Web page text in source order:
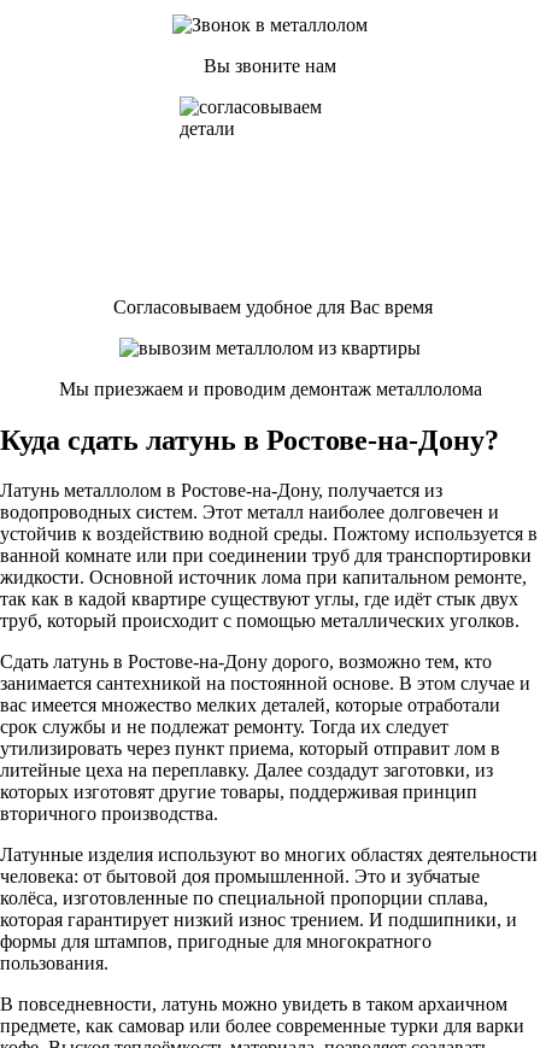
Вы звоните нам
Согласовываем удобное для Вас время
Мы приезжаем и проводим демонтаж металлолома
Куда сдать латунь в Ростове-на-Дону?
Латунь металлолом в Ростове-на-Дону, получается из
водопроводных систем. Этот металл наиболее долговечен и
устойчив к воздействию водной среды. Пожтому используется в
ванной комнате или при соединении труб для транспортировки
жидкости. Основной источник лома при капитальном ремонте,
так как в кадой квартире существуют углы, где идёт стык двух
труб, который происходит с помощью металлических уголков.
Сдать латунь в Ростове-на-Дону дорого, возможно тем, кто
занимается сантехникой на постоянной основе. В этом случае и
вас имеется множество мелких деталей, которые отработали
срок службы и не подлежат ремонту. Тогда их следует
утилизировать через пункт приема, который отправит лом в
литейные цеха на переплавку. Далее создадут заготовки, из
которых изготовят другие товары, поддерживая принцип
вторичного производства.
Латунные изделия используют во многих областях деятельности
человека: от бытовой доя промышленной. Это и зубчатые
колёса, изготовленные по специальной пропорции сплава,
которая гарантирует низкий износ трением. И подшипники, и
формы для штампов, пригодные для многократного
пользования.
В повседневности, латунь можно увидеть в таком архаичном
предмете, как самовар или более современные турки для варки